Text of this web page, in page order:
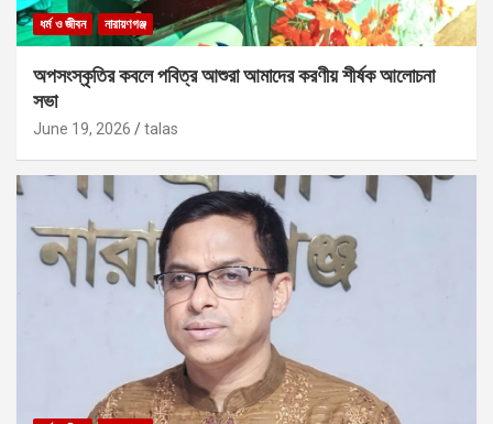
ধর্ম ও জীবন নারায়ণগঞ্জ
অপসংস্কৃতির কবলে পবিত্র আশুরা আমাদের করণীয় শীর্ষক আলোচনা
সভা
June 19, 2026 talas